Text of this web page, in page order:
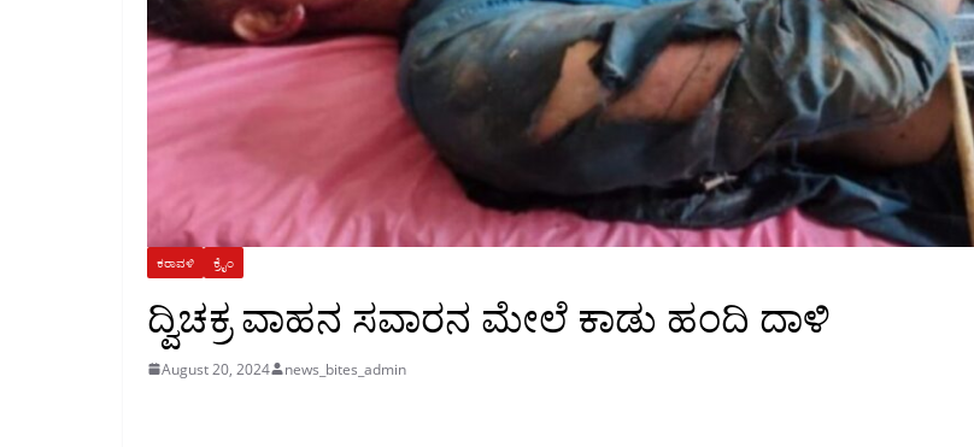
ಕರಾವಳಿ ಕ್ರೈಂ
ದ್ವಿಚಕ್ರ ವಾಹನ ಸವಾರನ ಮೇಲೆ ಕಾಡು ಹಂದಿ ದಾಳಿ
August 20, 2024 news_bites_admin